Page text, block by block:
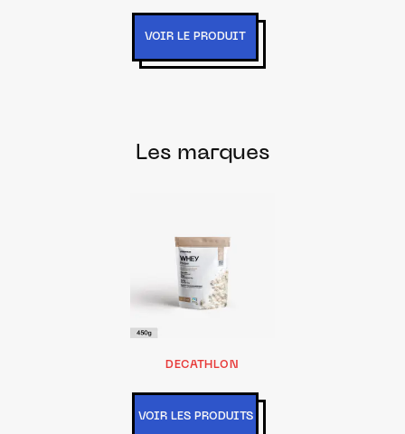
VOIR LE PRODUIT
Les marques
DECATHLON
VOIR LES PRODUITS